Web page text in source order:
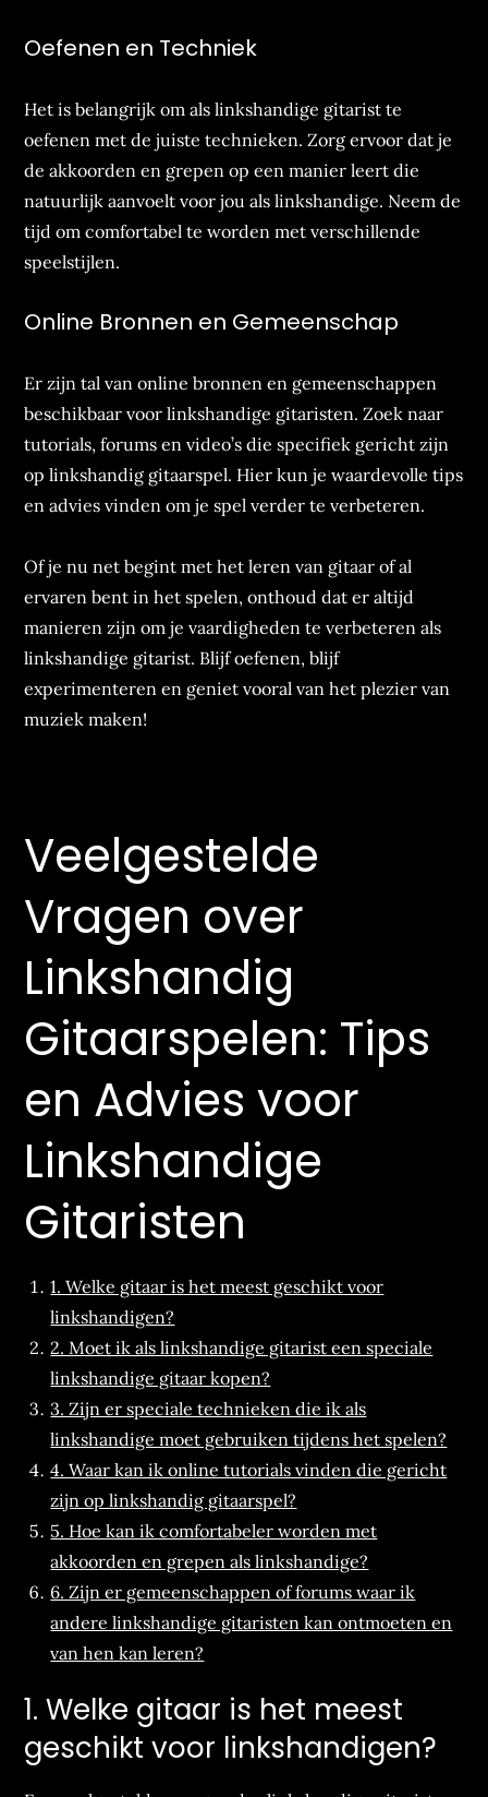
Oefenen en Techniek
Het is belangrijk om als linkshandige gitarist te
oefenen met de juiste technieken. Zorg ervoor dat je
de akkoorden en grepen op een manier leert die
natuurlijk aanvoelt voor jou als linkshandige. Neem de
tijd om comfortabel te worden met verschillende
speelstijlen.
Online Bronnen en Gemeenschap
Er zijn tal van online bronnen en gemeenschappen
beschikbaar voor linkshandige gitaristen. Zoek naar
tutorials, forums en video’s die specifiek gericht zijn
op linkshandig gitaarspel. Hier kun je waardevolle tips
en advies vinden om je spel verder te verbeteren.
Of je nu net begint met het leren van gitaar of al
ervaren bent in het spelen, onthoud dat er altijd
manieren zijn om je vaardigheden te verbeteren als
linkshandige gitarist. Blijf oefenen, blijf
experimenteren en geniet vooral van het plezier van
muziek maken!
Veelgestelde
Vragen over
Linkshandig
Gitaarspelen: Tips
en Advies voor
Linkshandige
Gitaristen
1. Welke gitaar is het meest geschikt voor
linkshandigen?
2. Moet ik als linkshandige gitarist een speciale
linkshandige gitaar kopen?
3. Zijn er speciale technieken die ik als
linkshandige moet gebruiken tijdens het spelen?
4. Waar kan ik online tutorials vinden die gericht
zijn op linkshandig gitaarspel?
5. Hoe kan ik comfortabeler worden met
akkoorden en grepen als linkshandige?
6. Zijn er gemeenschappen of forums waar ik
andere linkshandige gitaristen kan ontmoeten en
van hen kan leren?
1. Welke gitaar is het meest
geschikt voor linkshandigen?